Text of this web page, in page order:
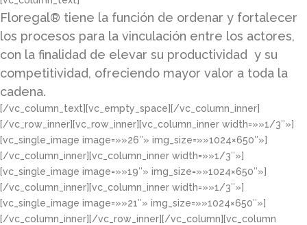
Floregal® tiene la función de ordenar y fortalecer
los procesos para la vinculación entre los actores,
con la finalidad de elevar su productividad y su
competitividad, ofreciendo mayor valor a toda la
cadena.
[/vc_column_text][vc_empty_space][/vc_column_inner]
[/vc_row_inner][vc_row_inner][vc_column_inner width=»»1/3″»]
[vc_single_image image=»»26″» img_size=»»1024×650″»]
[/vc_column_inner][vc_column_inner width=»»1/3″»]
[vc_single_image image=»»19″» img_size=»»1024×650″»]
[/vc_column_inner][vc_column_inner width=»»1/3″»]
[vc_single_image image=»»21″» img_size=»»1024×650″»]
[/vc_column_inner][/vc_row_inner][/vc_column][vc_column